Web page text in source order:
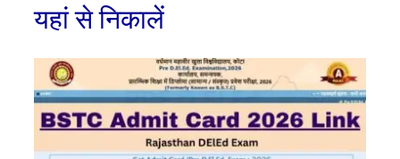
यहां से निकालें